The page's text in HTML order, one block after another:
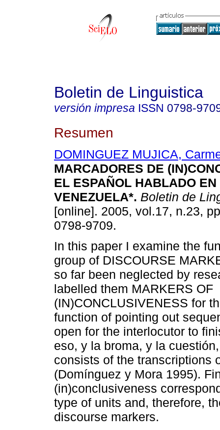
Boletin de Linguistica
versión impresa ISSN 0798-
Resumen
DOMINGUEZ MUJICA,
MARCADORES DE
EL ESPAÑOL HABLADO EN
VENEZUELA*. Boletin de
[online]. 2005, vol.17, n.23,
0798-9709.
In this paper I examine the
group of DISCOURSE
so far been neglected by
labelled them MARKERS OF
(IN)CONCLUSIVENESS for
function of pointing out
open for the interlocutor to
eso, y la broma, y la
consists of the transcriptions
(Domínguez y Mora 1995).
(in)conclusiveness
type of units and, therefore,
discourse markers.